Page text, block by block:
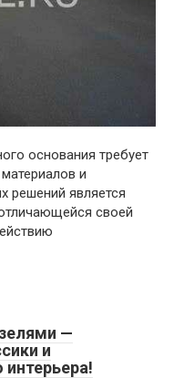
основания требует
и
решений является
своей
—
и